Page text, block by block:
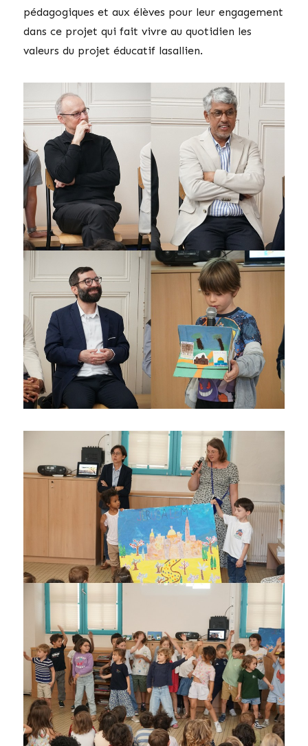
pédagogiques et aux élèves pour leur engagement
dans ce projet qui fait vivre au quotidien les
valeurs du projet éducatif lasallien.